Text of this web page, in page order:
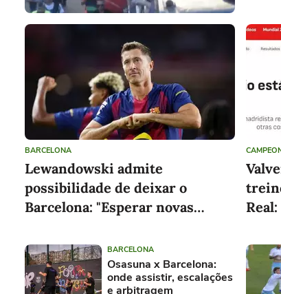
BARCELONA
Lewandowski admite
possibilidade de deixar o
Barcelona: "Esperar novas
BARCELONA
Osasuna x Barcelona:
onde assistir, escalações
e arbitragem